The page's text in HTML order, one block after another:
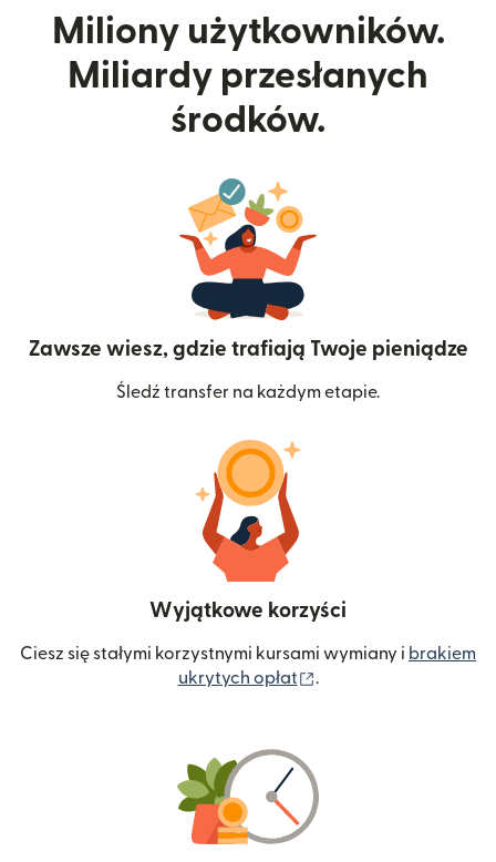
Miliony użytkowników.
Miliardy przesłanych
środków.
Zawsze wiesz, gdzie trafiają Twoje pieniądze
Śledź transfer na każdym etapie.
Wyjątkowe korzyści
Ciesz się stałymi korzystnymi kursami wymiany i brakiem
ukrytych opłat
.